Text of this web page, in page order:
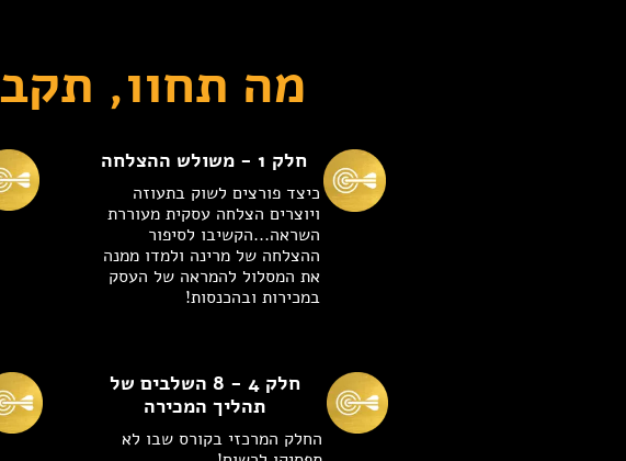
מה תחוו,
חלק 1 - משולש ההצלחה
כיצד פורצים לשוק בתעוזה
ויוצרים הצלחה עסקית מעוררת
השראה...הקשיבו לסיפור
ההצלחה של מרינה ולמדו ממנה
את המסלול להמראה של העסק
במכירות ובהכנסות!
חלק 4 - 8 השלבים של
תהליך המכירה
החלק המרכזי בקורס שבו לא